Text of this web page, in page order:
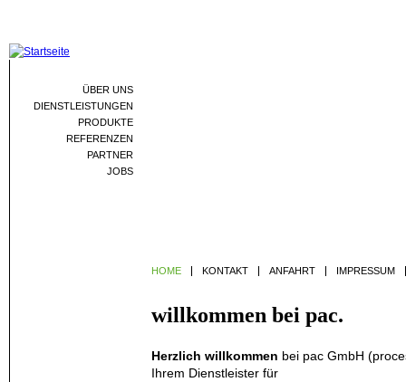
HOME KONTAKT ANFAHRT IMPRESSUM
willkommen bei pac.
Herzlich willkommen bei pac GmbH
Ihrem Dienstleister für
ÜBER UNS
DIENSTLEISTUNGEN
PRODUKTE
REFERENZEN
PARTNER
JOBS